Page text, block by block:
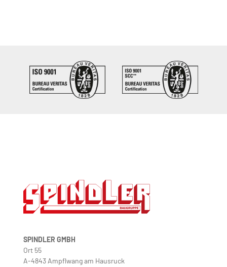
SPINDLER GMBH
Ort 55
A-4843 Ampflwang am Hausruck